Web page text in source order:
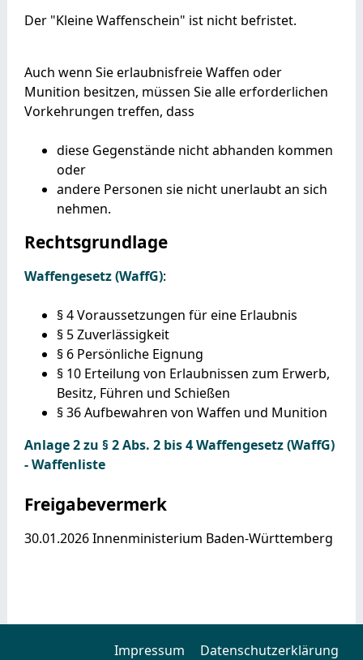
Der "Kleine Waffenschein" ist nicht befristet.
Auch wenn Sie erlaubnisfreie Waffen oder
Munition besitzen, müssen Sie alle erforderlichen
Vorkehrungen treffen, dass
diese Gegenstände nicht abhanden kommen
oder
andere Personen sie nicht unerlaubt an sich
nehmen.
Rechtsgrundlage
Waffengesetz (WaffG):
§ 4Voraussetzungen für eine Erlaubnis
§ 5Zuverlässigkeit
§ 6Persönliche Eignung
§ 10Erteilung von Erlaubnissen zum Erwerb,
Besitz, Führen und Schießen
§ 36Aufbewahren von Waffen und Munition
Anlage 2 zu § 2 Abs. 2 bis 4 Waffengesetz (WaffG)
- Waffenliste
Freigabevermerk
30.01.2026Innenministerium Baden-Württemberg
Impressum
Datenschutzerklärung